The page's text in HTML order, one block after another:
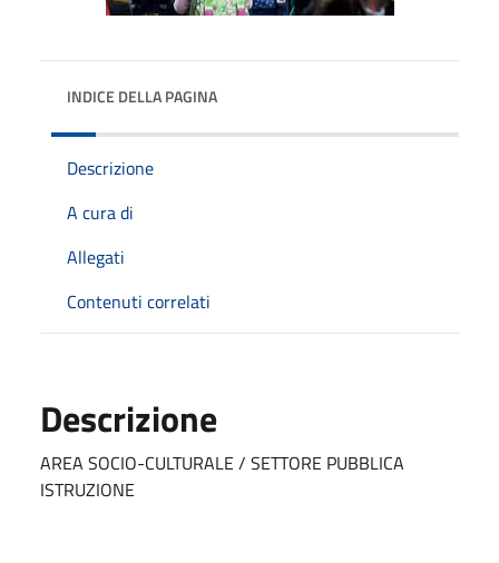
INDICE DELLA PAGINA
Descrizione
A cura di
Allegati
Contenuti correlati
Descrizione
AREA SOCIO-CULTURALE / SETTORE PUBBLICA
ISTRUZIONE